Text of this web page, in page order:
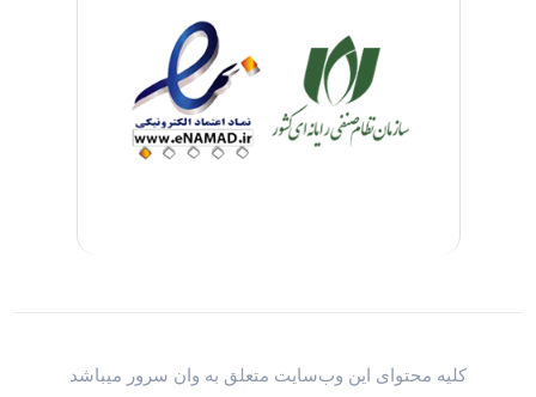
کلیه محتوای این وب‌سایت متعلق به وان سرور میباشد